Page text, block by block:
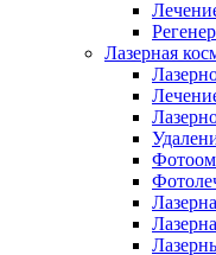
Лазерная